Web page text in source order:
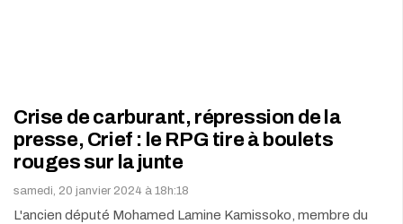
Crise de carburant, répression de la
presse, Crief : le RPG tire à boulets
rouges sur la junte
samedi, 20 janvier 2024 à 18h:18
L'ancien député Mohamed Lamine Kamissoko, membre du